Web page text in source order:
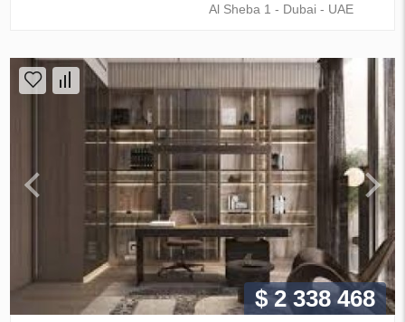
Al Sheba 1 - Dubai - UAE
$ 2 338 468